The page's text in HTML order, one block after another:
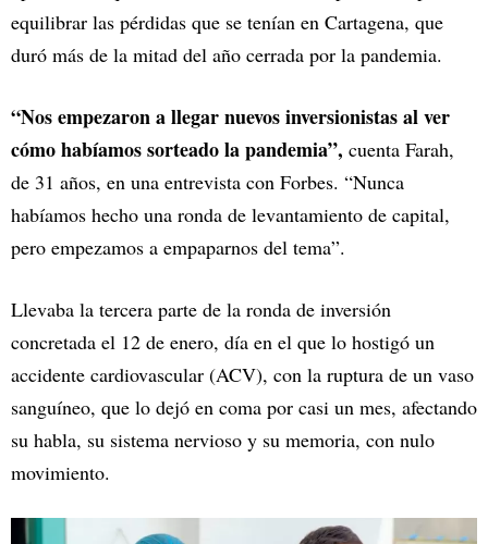
equilibrar las pérdidas que se tenían en Cartagena, que
duró más de la mitad del año cerrada por la pandemia.
“Nos empezaron a llegar nuevos inversionistas al ver
cómo habíamos sorteado la pandemia”, cuenta Farah,
de 31 años, en una entrevista con Forbes. “Nunca
habíamos hecho una ronda de levantamiento de capital,
pero empezamos a empaparnos del tema”.
Llevaba la tercera parte de la ronda de inversión
concretada el 12 de enero, día en el que lo hostigó un
accidente cardiovascular (ACV), con la ruptura de un vaso
sanguíneo, que lo dejó en coma por casi un mes, afectando
su habla, su sistema nervioso y su memoria, con nulo
movimiento.